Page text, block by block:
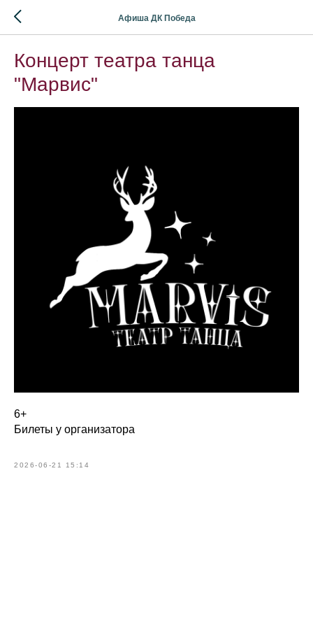
Афиша ДК Победа
Концерт театра танца
"Марвис"
6+
Билеты у организатора
2026-06-21 15:14